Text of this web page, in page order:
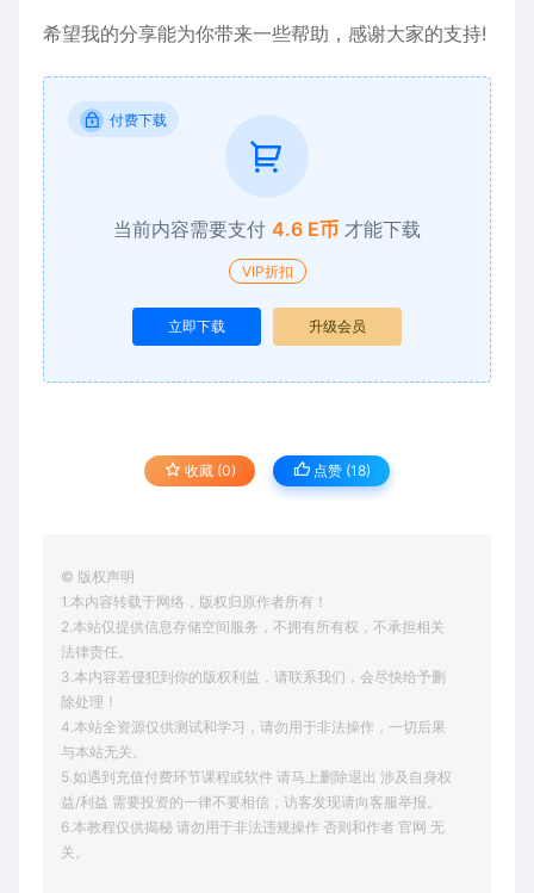
希望我的分享能为你带来一些帮助，感谢大家的支持!
付费下载
当前内容需要支付 4.6 E币 才能下载
VIP折扣
立即下载 升级会员
收藏 (0) 点赞 (18)
© 版权声明
1.本内容转载于网络，版权归原作者所有！
2.本站仅提供信息存储空间服务，不拥有所有权，不承担相关
法律责任。
3.本内容若侵犯到你的版权利益，请联系我们，会尽快给予删
除处理！
4.本站全资源仅供测试和学习，请勿用于非法操作，一切后果
与本站无关。
5.如遇到充值付费环节课程或软件 请马上删除退出 涉及自身权
益/利益 需要投资的一律不要相信，访客发现请向客服举报。
6.本教程仅供揭秘 请勿用于非法违规操作 否则和作者 官网 无
关。